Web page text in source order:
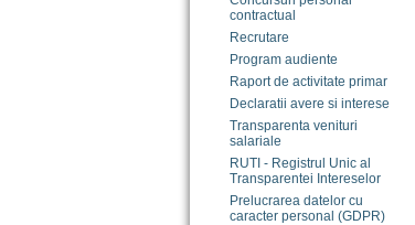
contractual
Recrutare
Program audiente
Raport de activitate primar
Declaratii avere si interese
Transparenta venituri
salariale
RUTI - Registrul Unic al
Transparentei Intereselor
Prelucrarea datelor cu
caracter personal (GDPR)